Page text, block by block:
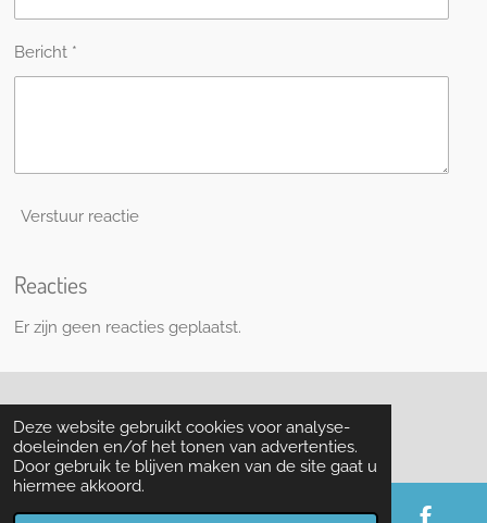
Deze website gebruikt cookies voor analyse-
doeleinden en/of het tonen van advertenties.
Door gebruik te blijven maken van de site gaat u
hiermee akkoord.
Bericht *
Verstuur reactie
Reacties
Er zijn geen reacties geplaatst.
© 2013 - 2026 House of Aquarius